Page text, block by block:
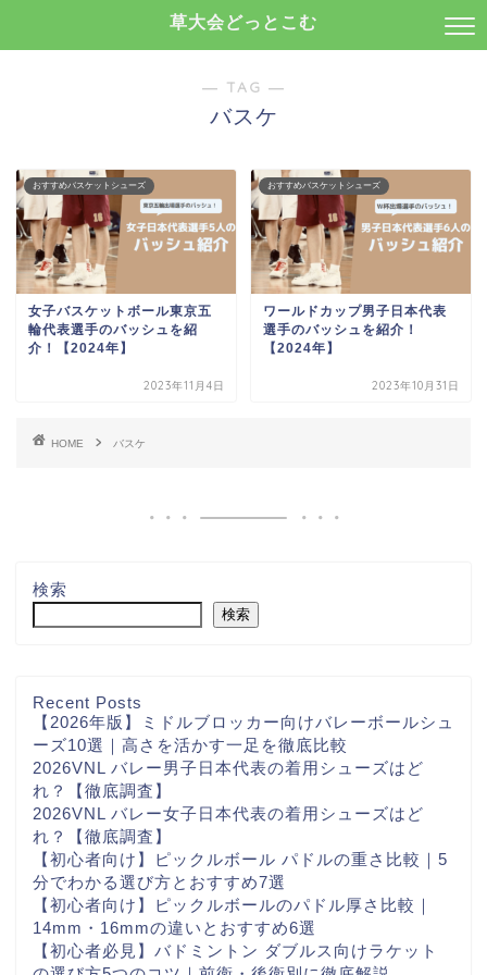
草大会どっとこむ
― TAG ―
バスケ
おすすめバスケットシューズ
女子バスケットボール東京五
輪代表選手のバッシュを紹
介！【2024年】
2023年11月4日
おすすめバスケットシューズ
ワールドカップ男子日本代表
選手のバッシュを紹介！
【2024年】
2023年10月31日
HOME バスケ
検索
検索
Recent Posts
【2026年版】ミドルブロッカー向けバレーボールシュ
ーズ10選｜高さを活かす一足を徹底比較
2026VNL バレー男子日本代表の着用シューズはど
れ？【徹底調査】
2026VNL バレー女子日本代表の着用シューズはど
れ？【徹底調査】
【初心者向け】ピックルボール パドルの重さ比較｜5
分でわかる選び方とおすすめ7選
【初心者向け】ピックルボールのパドル厚さ比較｜
14mm・16mmの違いとおすすめ6選
【初心者必見】バドミントン ダブルス向けラケット